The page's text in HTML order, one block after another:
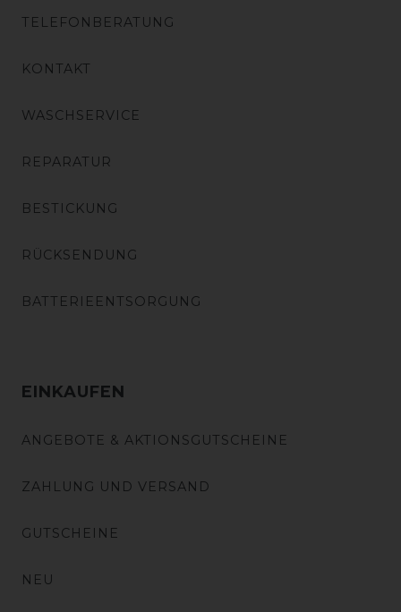
TELEFONBERATUNG
KONTAKT
WASCHSERVICE
REPARATUR
BESTICKUNG
RÜCKSENDUNG
BATTERIEENTSORGUNG
EINKAUFEN
ANGEBOTE & AKTIONSGUTSCHEINE
ZAHLUNG UND VERSAND
GUTSCHEINE
NEU